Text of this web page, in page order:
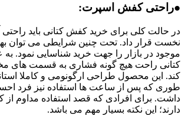
●راحتی کفش اسپرت:
در حالت کلی برای خرید کفش کتانی باید راحتی
نخست قرار داد. تحت چنین شرایطی می توان
موجود در بازار را جهت خرید شناسایی نمود.
کتانی راحت هیچ گونه فشاری به قسمت های
کند. این محصول طراحی ارگونومی و کاملا
طوری که پس از ساعت ها استفاده نیز فرد
داشت. برای افرادی که قصد استفاده مداوم از
دارند؛ این نکته بسیار مهم می باشد.